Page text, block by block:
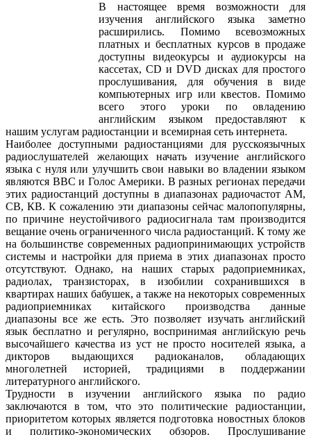
В настоящее время возможности для
изучения английского языка заметно
расширились. Помимо всевозможных
платных и бесплатных курсов в продаже
доступны видеокурсы и аудиокурсы на
кассетах, CD и DVD дисках для простого
прослушивания, для обучения в виде
компьютерных игр или квестов. Помимо
всего этого уроки по овладению
английским языком предоставляют к
нашим услугам радиостанции и всемирная сеть интернета.
Наиболее доступными радиостанциями для русскоязычных
радиослушателей желающих начать изучение английского
языка с нуля или улучшить свои навыки во владении языком
являются BBC и Голос Америки. В разных регионах передачи
этих радиостанций доступны в диапазонах радиочастот АМ,
СВ, КВ. К сожалению эти диапазоны сейчас малопопулярны,
по причине неустойчивого радиосигнала там производится
вещание очень ограниченного числа радиостанций. К тому же
на большинстве современных радиопринимающих устройств
системы и настройки для приема в этих диапазонах просто
отсутствуют. Однако, на наших старых радоприемниках,
радиолах, транзисторах, в изобилии сохранившихся в
квартирах наших бабушек, а также на некоторых современных
радиоприемниках китайского производства данные
диапазоны все же есть. Это позволяет изучать английский
язык бесплатно и регулярно, воспринимая английскую речь
высочайшего качества из уст не просто носителей языка, а
дикторов выдающихся радиоканалов, обладающих
многолетней историей, традициями в поддержании
литературного английского.
Трудности в изучении английского языка по радио
заключаются в том, что это политические радиостанции,
приоритетом которых является подготовка новостных блоков
и политико-экономических обзоров. Прослушивание